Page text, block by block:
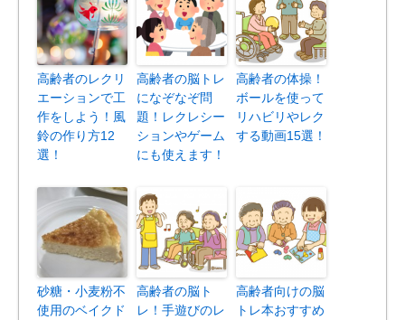
高齢者のレクリ
エーションで工
作をしよう！風
鈴の作り方12
選！
高齢者の脳トレ
になぞなぞ問
題！レクレシー
ションやゲーム
にも使えます！
高齢者の体操！
ボールを使って
リハビリやレク
する動画15選！
砂糖・小麦粉不
使用のベイクド
高齢者の脳ト
レ！手遊びのレ
高齢者向けの脳
トレ本おすすめ